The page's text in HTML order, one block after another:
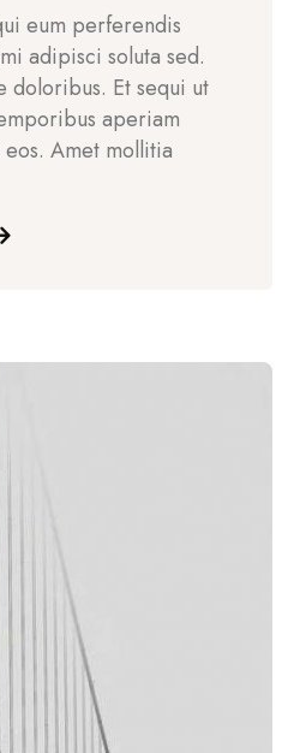
eum perferendis
adipisci soluta sed.
doloribus. Et sequi ut
aperiam
Amet mollitia